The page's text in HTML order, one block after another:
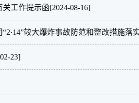
关工作提示函[2024-08-16]
较大爆炸事故防范和整改措施落
23]